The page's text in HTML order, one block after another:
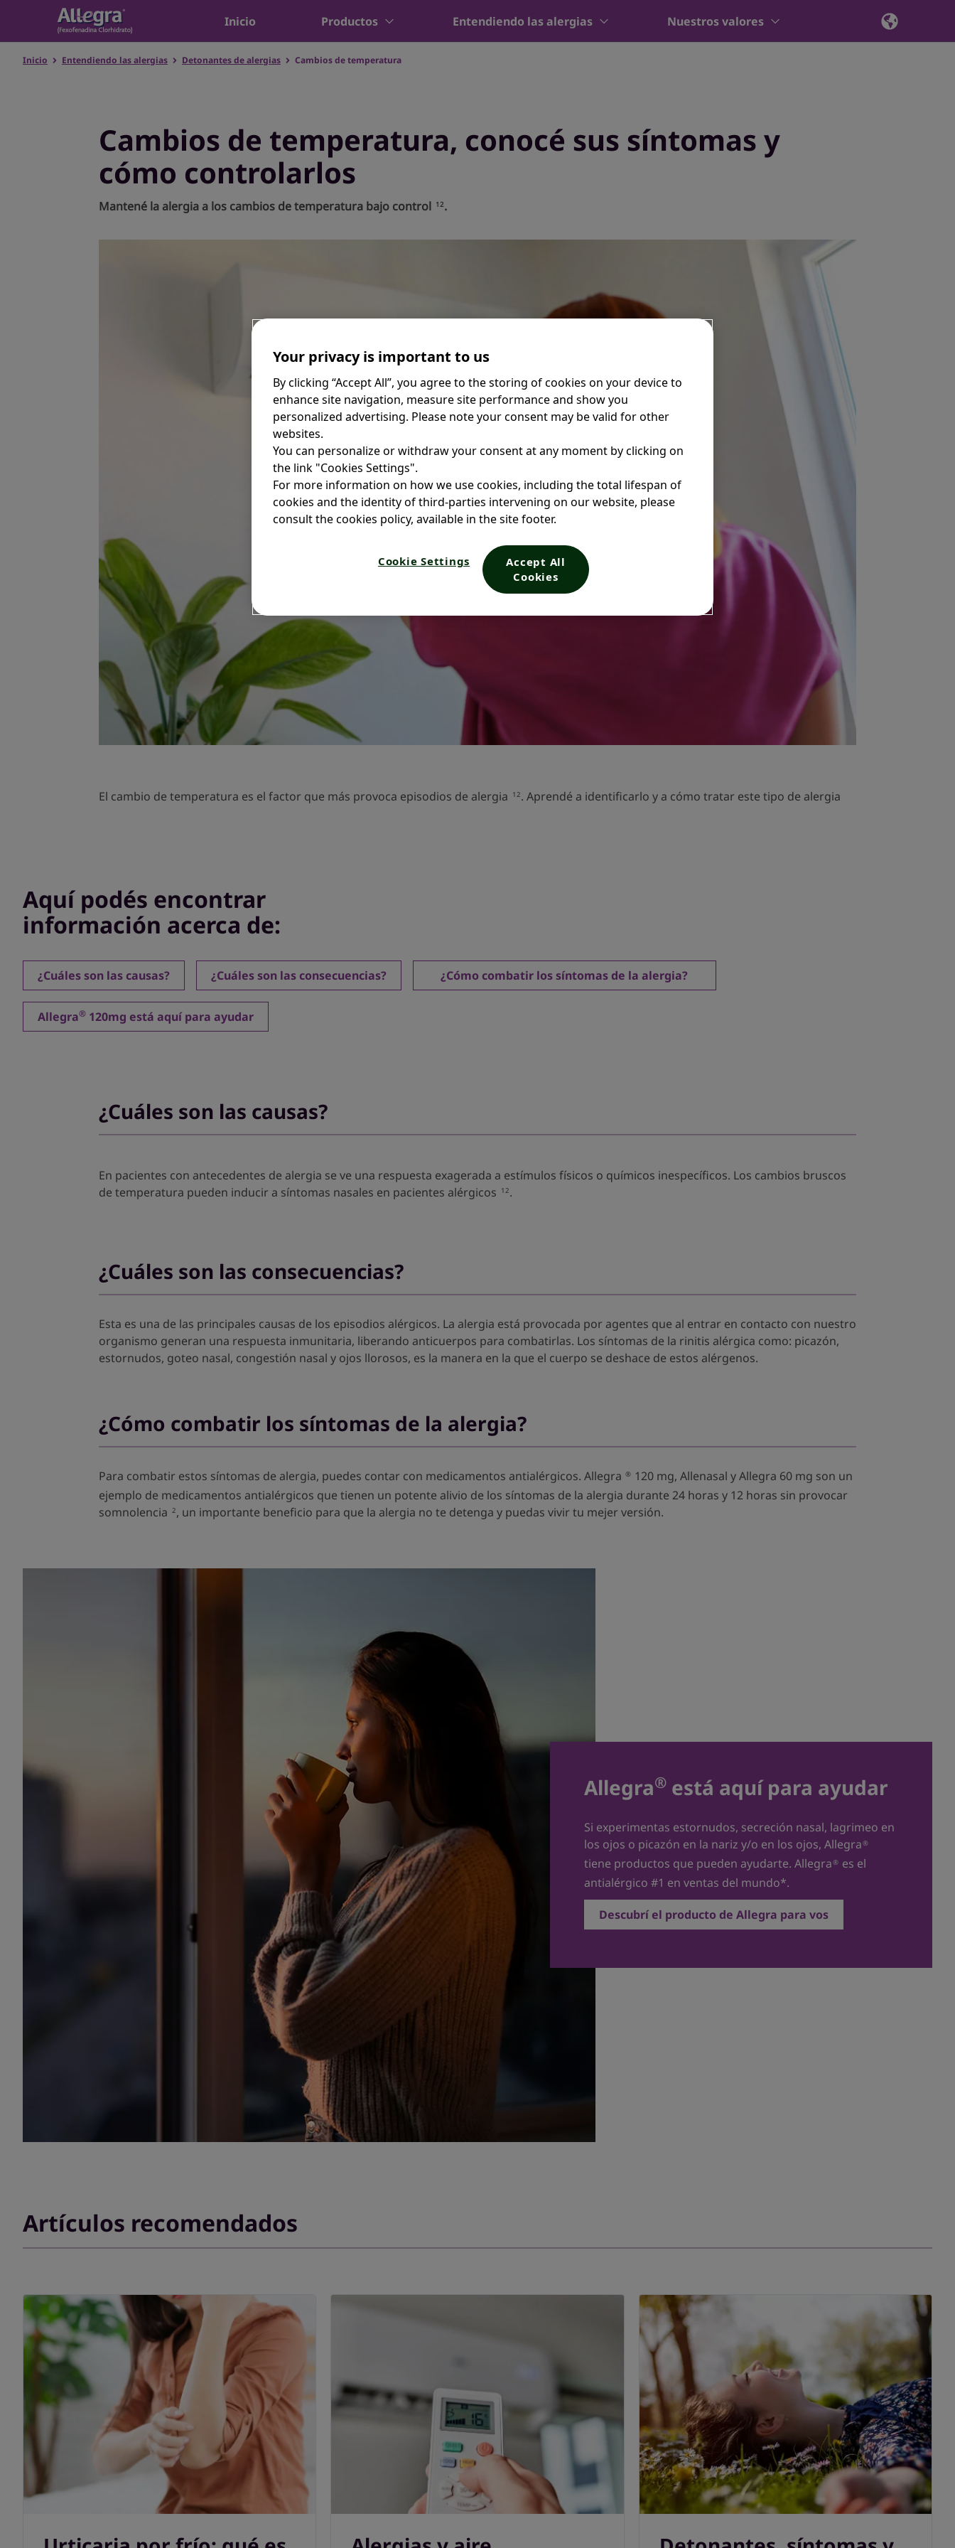
Inicio Productos Entendiendo las alergias Nuestros valores
Inicio Entendiendo las alergias Detonantes de alergias Cambios de temperatura
Cambios de temperatura, conocé sus síntomas y
cómo controlarlos
Mantené la alergia a los cambios de temperatura bajo control 12.
El cambio de temperatura es el factor que más provoca episodios de alergia 12. Aprendé a identificarlo y a cómo tratar este tipo de alergia
Aquí podés encontrar
información acerca de:
¿Cuáles son las causas? ¿Cuáles son las consecuencias? ¿Cómo combatir los síntomas de la alergia?
Allegra® 120mg está aquí para ayudar
¿Cuáles son las causas?
En pacientes con antecedentes de alergia se ve una respuesta exagerada a estímulos físicos o químicos inespecíficos. Los cambios bruscos
de temperatura pueden inducir a síntomas nasales en pacientes alérgicos
12.
¿Cuáles son las consecuencias?
Esta es una de las principales causas de los episodios alérgicos. La alergia está provocada por agentes que al entrar en contacto con nuestro
organismo generan una respuesta inmunitaria, liberando anticuerpos para combatirlas. Los síntomas de la rinitis alérgica como: picazón,
estornudos, goteo nasal, congestión nasal y ojos llorosos, es la manera en la que el cuerpo se deshace de estos alérgenos.
¿Cómo combatir los síntomas de la alergia?
Para combatir estos síntomas de alergia, puedes contar con medicamentos antialérgicos. Allegra ® 120 mg, Allenasal y Allegra 60 mg son un
ejemplo de medicamentos antialérgicos que tienen un potente alivio de los síntomas de la alergia durante 24 horas y 12 horas sin provocar
somnolencia 2, un importante beneficio para que la alergia no te detenga y puedas vivir tu mejer versión.
Allegra® está aquí para ayudar
Si experimentas estornudos, secreción nasal, lagrimeo en
los ojos o picazón en la nariz y/o en los ojos, Allegra®
tiene productos que pueden ayudarte. Allegra® es el
antialérgico #1 en ventas del mundo*.
Descubrí el producto de Allegra para vos
Artículos recomendados
Your privacy is important to us
By clicking “Accept All”, you agree to the storing of cookies on your device to
enhance site navigation, measure site performance and show you
personalized advertising. Please note your consent may be valid for other
websites.
You can personalize or withdraw your consent at any moment by clicking on
the link "Cookies Settings".
For more information on how we use cookies, including the total lifespan of
cookies and the identity of third-parties intervening on our website, please
consult the cookies policy, available in the site footer.
Cookie Settings
Accept All
Cookies